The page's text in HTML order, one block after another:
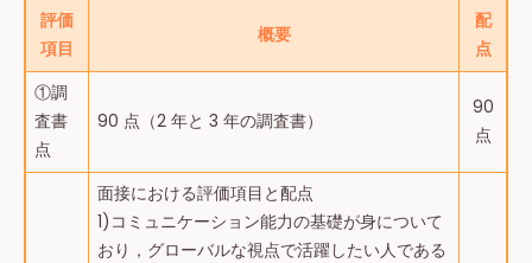
評価
項目
概要
配
点
①調
査書
点
90 点（2 年と 3 年の調査書）
90
点
面接における評価項目と配点
1)コミュニケーション能力の基礎が身について
おり，グローバルな視点で活躍したい人である